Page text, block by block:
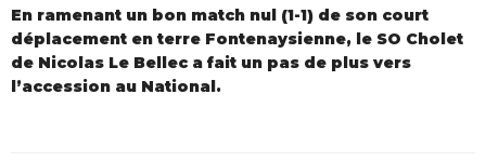
En ramenant un bon match nul (1-1) de son court
déplacement en terre Fontenaysienne, le SO Cholet
de Nicolas Le Bellec a fait un pas de plus vers
l’accession au National.